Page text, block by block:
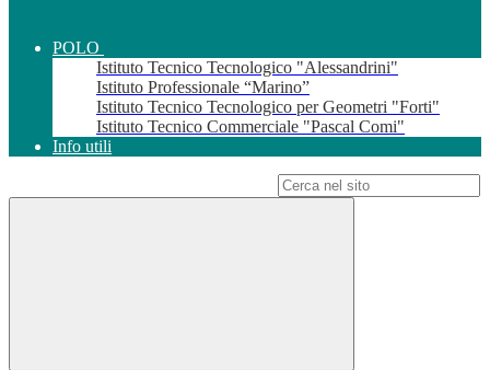
POLO
Istituto Tecnico Tecnologico "Alessandrini"
Istituto Professionale “Marino”
Istituto Tecnico Tecnologico per Geometri "Forti"
Istituto Tecnico Commerciale "Pascal Comi"
Info utili